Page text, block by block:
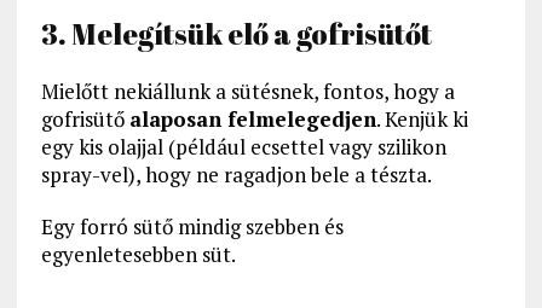
3. Melegítsük elő a gofrisütőt
Mielőtt nekiállunk a sütésnek, fontos, hogy a
gofrisütő alaposan felmelegedjen. Kenjük ki
egy kis olajjal (például ecsettel vagy szilikon
spray-vel), hogy ne ragadjon bele a tészta.
Egy forró sütő mindig szebben és
egyenletesebben süt.